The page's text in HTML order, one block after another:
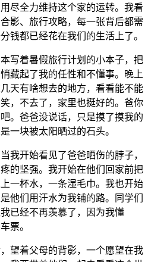
尽全力维持这个家的运转。我看
影、旅行攻略，每一张背后都需
钱都已经花在我们的生活上了。
写着暑假旅行计划的小本子，把
藏起了我的任性和不懂事。晚上
天有啥想去的地方，看看能不能
，不去了，家里也挺好的。爸你
。爸爸没说话，只是摸了摸我的
一块被太阳晒过的石头。
我开始看见了爸爸晒伤的脖子，
的坚强。我开始在他们回家前把
一杯水，一条湿毛巾。我也开始
他们用汗水为我铺的路。同学们
已经不再羡慕了，因为我懂
票。
望着父母的背影，一个愿望在我